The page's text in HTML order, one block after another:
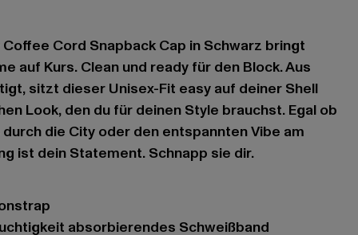
Coffee Cord Snapback Cap in Schwarz bringt
auf Kurs. Clean und ready für den Block. Aus
sitzt dieser Unisex-Fit easy auf deiner Shell
Look, den du für deinen Style brauchst. Egal ob
die City oder den entspannten Vibe am
ist dein Statement. Schnapp sie dir.
absorbierendes Schweißband